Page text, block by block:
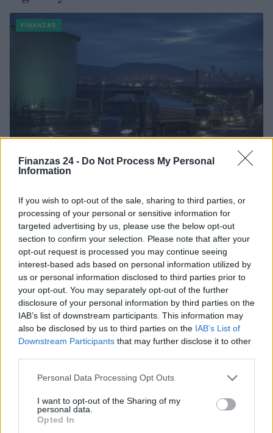
Finanzas 24 - Do Not Process My Personal
Information
If you wish to opt-out of the sale, sharing to third parties, or
processing of your personal or sensitive information for
targeted advertising by us, please use the below opt-out
section to confirm your selection. Please note that after your
opt-out request is processed you may continue seeing
interest-based ads based on personal information utilized by
us or personal information disclosed to third parties prior to
your opt-out. You may separately opt-out of the further
disclosure of your personal information by third parties on the
IAB’s list of downstream participants. This information may
also be disclosed by us to third parties on the IAB’s List of
Downstream Participants that may further disclose it to other
Please note that this website/app uses one or more Google
not limited to your visit or usage behaviour. You may click to
grant or deny consent to Google and its third-party tags to
use your data for below specified purposes in below Google
Personal Data Processing Opt Outs
I want to opt-out of the Sharing of my
personal data.
Opted In
FINANZAS
Cómo la crisis de refino está afectando los precios de la
gasolina y el diésel
Lucía Herrera · 7 Ago 2026
El Brent cae un 8.3% y arrastra a las materias primas